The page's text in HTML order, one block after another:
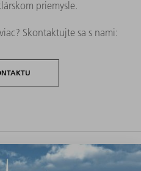
priemysle.
Skontaktujte sa s nami: